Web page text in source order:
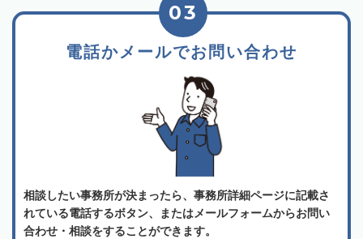
電話かメールでお問い合わせ
03
相談したい事務所が決まったら、事務所詳細ページに記載さ
れている電話するボタン、またはメールフォームからお問い
合わせ・相談をすることができます。